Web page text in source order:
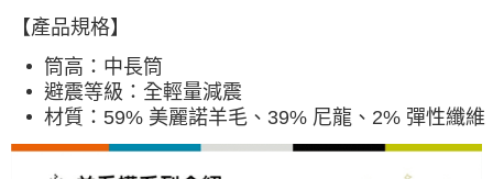
【產品規格】
筒高： 中長筒
避震等級：全輕量減震
材質： 59% 美麗諾羊毛、39% 尼龍、2% 彈性纖維